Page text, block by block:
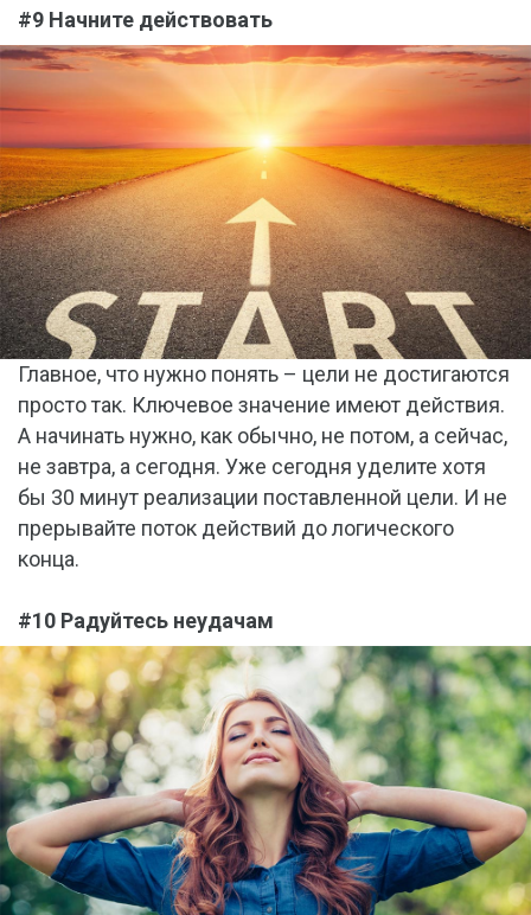
#9 Начните действовать
Главное, что нужно понять – цели не достигаются
просто так. Ключевое значение имеют действия.
А начинать нужно, как обычно, не потом, а сейчас,
не завтра, а сегодня. Уже сегодня уделите хотя
бы 30 минут реализации поставленной цели. И не
прерывайте поток действий до логического
конца.
#10 Радуйтесь неудачам